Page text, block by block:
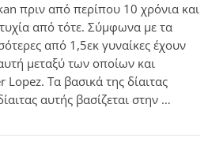
πριν από περίπου 10 χρόνια και
από τότε. Σύμφωνα με τα
από 1,5εκ γυναίκες έχουν
μεταξύ των οποίων και
Τα βασικά της δίαιτας
αυτής βασίζεται στην …